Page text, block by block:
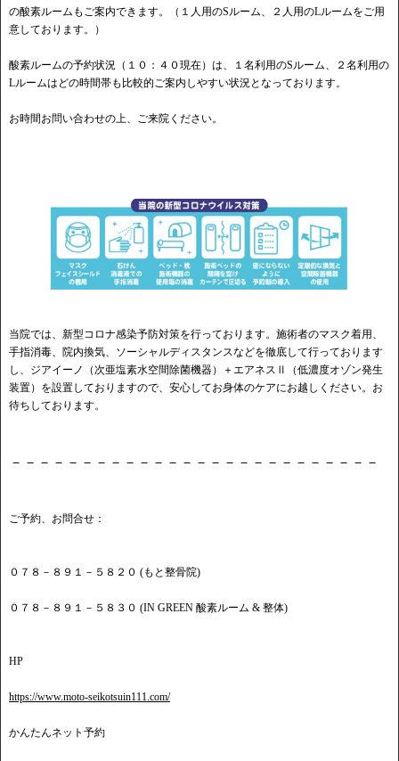
の酸素ルームもご案内できます。（１人用のSルーム、２人用のLルームをご用
意しております。）
酸素ルームの予約状況（１０：４０現在）は、１名利用のSルーム、２名利用の
Lルームはどの時間帯も比較的ご案内しやすい状況となっております。
お時間お問い合わせの上、ご来院ください。
当院では、新型コロナ感染予防対策を行っております。施術者のマスク着用、
手指消毒、院内換気、ソーシャルディスタンスなどを徹底して行っております
し、ジアイーノ（次亜塩素水空間除菌機器）＋エアネスⅡ（低濃度オゾン発生
装置）を設置しておりますので、安心してお身体のケアにお越しください。お
待ちしております。
－－－－－－－－－－－－－－－－－－－－－－－－－－
ご予約、お問合せ：
０７８－８９１－５８２０ (もと整骨院)
０７８－８９１－５８３０ (IN GREEN 酸素ルーム & 整体)
HP
https://www.moto-seikotsuin111.com/
かんたんネット予約